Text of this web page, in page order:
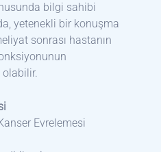
bilgi sahibi
yetenekli bir konuşma
sonrası hastanın
Evrelemesi